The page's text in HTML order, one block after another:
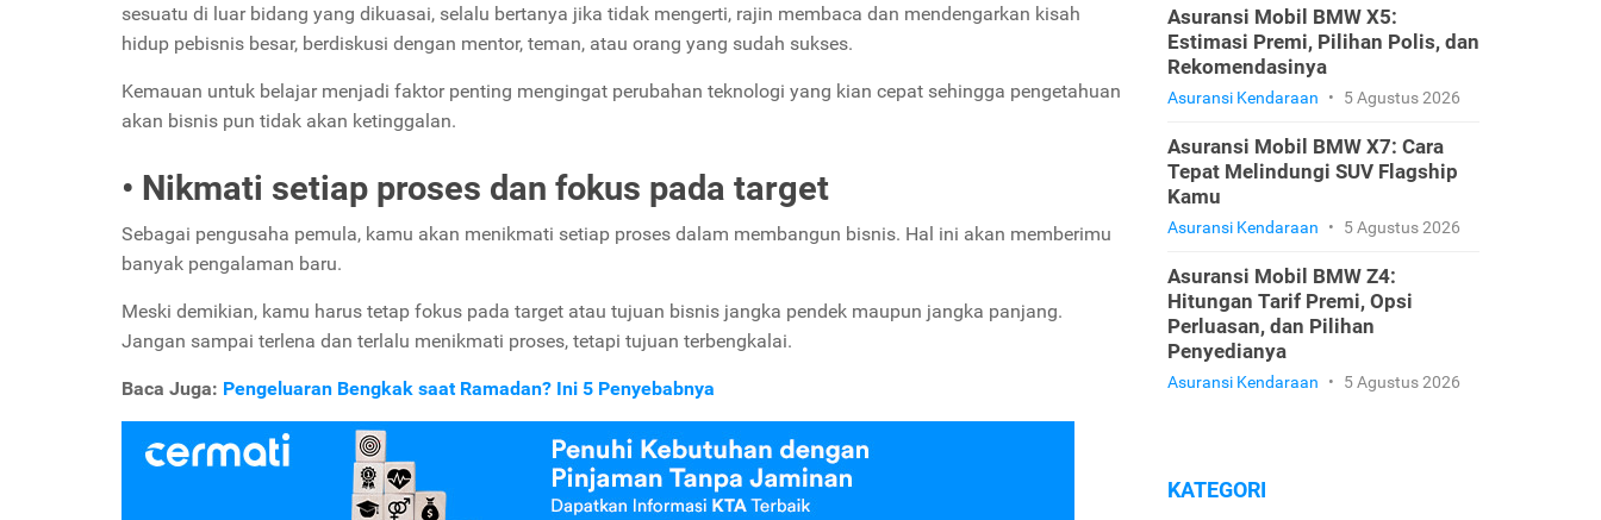
sesuatu di luar bidang yang dikuasai, selalu bertanya jika tidak mengerti, rajin membaca dan mendengarkan kisah
hidup pebisnis besar, berdiskusi dengan mentor, teman, atau orang yang sudah sukses.
Kemauan untuk belajar menjadi faktor penting mengingat perubahan teknologi yang kian cepat sehingga pengetahuan
akan bisnis pun tidak akan ketinggalan.
• Nikmati setiap proses dan fokus pada target
Sebagai pengusaha pemula, kamu akan menikmati setiap proses dalam membangun bisnis. Hal ini akan memberimu
banyak pengalaman baru.
Meski demikian, kamu harus tetap fokus pada target atau tujuan bisnis jangka pendek maupun jangka panjang.
Jangan sampai terlena dan terlalu menikmati proses, tetapi tujuan terbengkalai.
Baca Juga: Pengeluaran Bengkak saat Ramadan? Ini 5 Penyebabnya
Asuransi Mobil BMW X5:
Estimasi Premi, Pilihan Polis, dan
Rekomendasinya
Asuransi Kendaraan • 5 Agustus 2026
Asuransi Mobil BMW X7: Cara
Tepat Melindungi SUV Flagship
Kamu
Asuransi Kendaraan • 5 Agustus 2026
Asuransi Mobil BMW Z4:
Hitungan Tarif Premi, Opsi
Perluasan, dan Pilihan
Penyedianya
Asuransi Kendaraan • 5 Agustus 2026
KATEGORI